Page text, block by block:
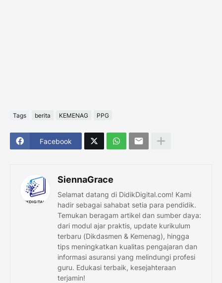
Tags berita KEMENAG PPG
Facebook
SiennaGrace
Selamat datang di DidikDigital.com! Kami
hadir sebagai sahabat setia para pendidik.
Temukan beragam artikel dan sumber daya:
dari modul ajar praktis, update kurikulum
terbaru (Dikdasmen & Kemenag), hingga
tips meningkatkan kualitas pengajaran dan
informasi asuransi yang melindungi profesi
guru. Edukasi terbaik, kesejahteraan
terjamin!